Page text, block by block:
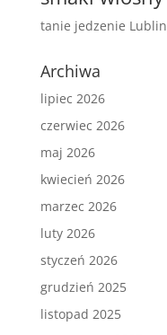
tanie jedzenie Lublin
Archiwa
lipiec 2026
czerwiec 2026
maj 2026
kwiecień 2026
marzec 2026
luty 2026
styczeń 2026
grudzień 2025
listopad 2025